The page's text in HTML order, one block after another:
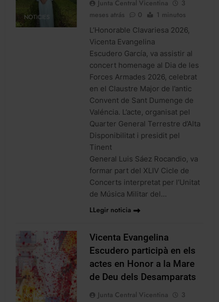
NOTICIES
Junta Central Vicentina
3
meses atrás
0 1 minutos
L’Honorable Clavariesa 2026,
Vicenta Evangelina
Escudero García, va assistir al
concert homenage al Dia de les
Forces Armades 2026, celebrat
en el Claustre Major de l’antic
Convent de Sant Dumenge de
Valéncia. L’acte, organisat pel
Quarter General Terrestre d’Alta
Disponibilitat i presidit pel
Tinent
General Luis Sáez Rocandio, va
formar part del XLIV Cicle de
Concerts interpretat per l’Unitat
de Música Militar del…
LLegir noticia
NOTICIES
Vicenta Evangelina
Escudero participà en els
actes en Honor a la Mare
de Deu dels Desamparats
Junta Central Vicentina
3